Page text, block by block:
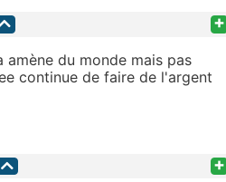
+
du monde mais pas
continue de faire de l'argent
+